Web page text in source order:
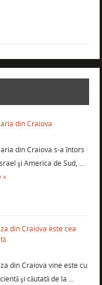
din Craiova
din Craiova s-a întors
şi America de Sud, …
»
din Craiova este cea
din Craiova vine este cu
şi căutată de la …